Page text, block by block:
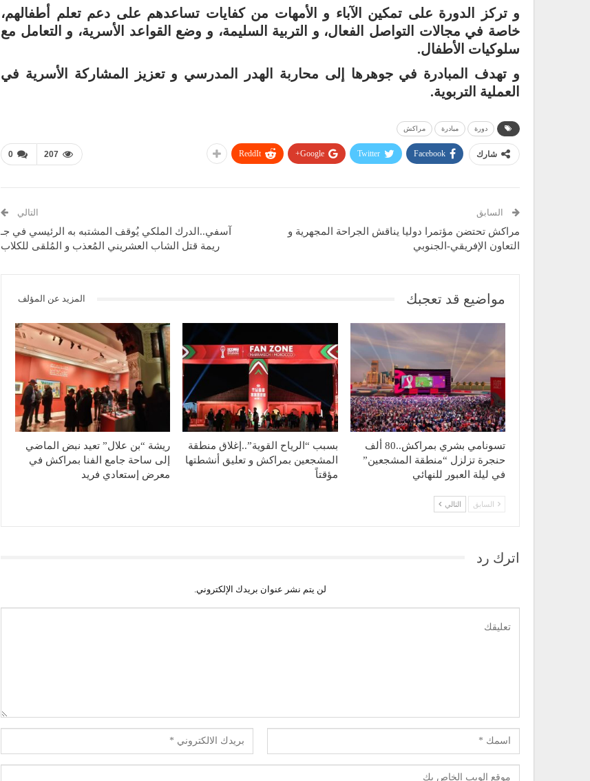
و تركز الدورة على تمكين الآباء و الأمهات من كفايات تساعدهم على دعم تعلم أطفالهم،
خاصة في مجالات التواصل الفعال، و التربية السليمة، و وضع القواعد الأسرية، و التعامل مع
سلوكيات الأطفال.
و تهدف المبادرة في جوهرها إلى محاربة الهدر المدرسي و تعزيز المشاركة الأسرية في
العملية التربوية.
دورة مبادرة مراكش
0 207 شارك Facebook
Twitter
Google+
ReddIt
السابق
مراكش تحتضن مؤتمرا دوليا يناقش الجراحة المجهرية و
التعاون الإفريقي-الجنوبي
التالي
آسفي..الدرك الملكي يُوقف المشتبه به الرئيسي في جـ
ريمة قتل الشاب العشريني المُعذب و المُلقى للكلاب
مواضيع قد تعجبك المزيد عن المؤلف
تسونامي بشري بمراكش..80 ألف
حنجرة تزلزل “منطقة المشجعين”
في ليلة العبور للنهائي
بسبب “الرياح القوية”..إغلاق منطقة
المشجعين بمراكش و تعليق أنشطتها
مؤقتاً
ريشة “بن علال” تعيد نبض الماضي
إلى ساحة جامع الفنا بمراكش في
معرض إستعادي فريد
السابق التالي
اترك رد
لن يتم نشر عنوان بريدك الإلكتروني.